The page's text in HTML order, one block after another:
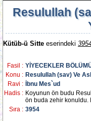
Resulullah
Kütüb-ü Sitte eserindeki
Fasil : YİYECEKLER
Konu : Resulullah (sav) Ve
Ravi :
İbnu Mes`ud
Hadis : Koyunun ön budu
ön buda zehir konuldu.
Sıra : 3954